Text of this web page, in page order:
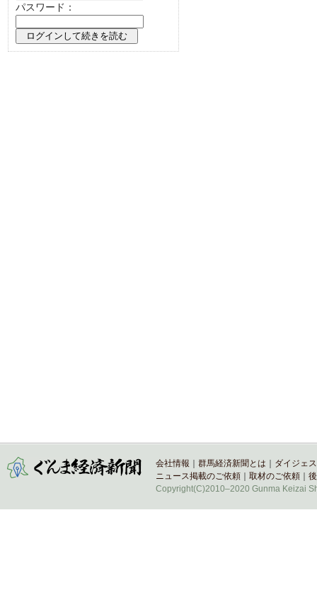
パスワード：
会社情報 群馬経済新聞とは
ダイジェ
ニュース掲載のご依頼
取材のご依頼
Copyright(C)2010–2020 Gunma Keizai